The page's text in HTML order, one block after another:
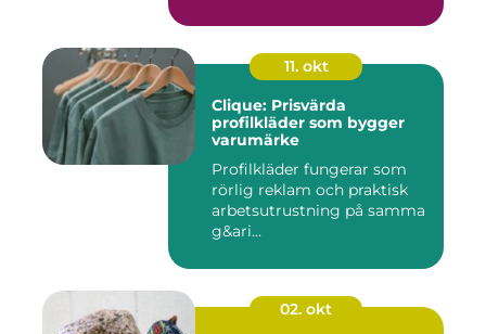
11. okt
Clique: Prisvärda
profilkläder som bygger
varumärke
Profilkläder fungerar som
rörlig reklam och praktisk
arbetsutrustning på samma
g&ari...
02. okt